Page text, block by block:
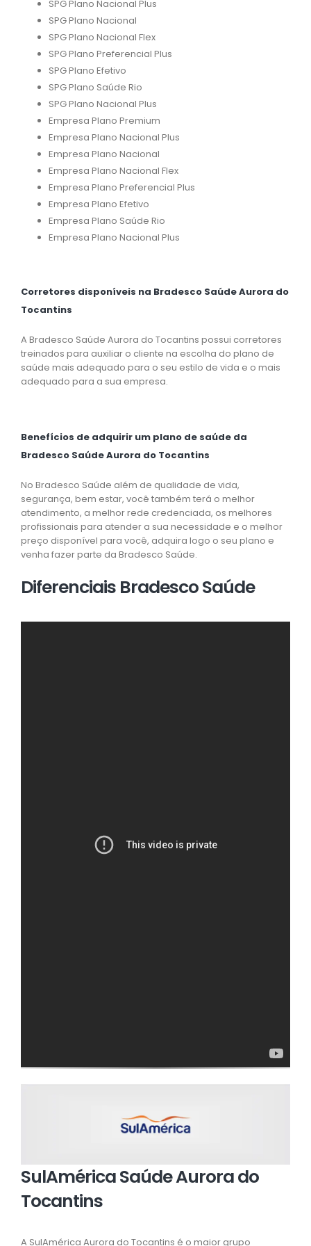
SPG Plano Nacional Plus
SPG Plano Nacional
SPG Plano Nacional Flex
SPG Plano Preferencial Plus
SPG Plano Efetivo
SPG Plano Saúde Rio
SPG Plano Nacional Plus
Empresa Plano Premium
Empresa Plano Nacional Plus
Empresa Plano Nacional
Empresa Plano Nacional Flex
Empresa Plano Preferencial Plus
Empresa Plano Efetivo
Empresa Plano Saúde Rio
Empresa Plano Nacional Plus
Corretores disponíveis na Bradesco Saúde Aurora do
Tocantins
A Bradesco Saúde Aurora do Tocantins possui corretores
treinados para auxiliar o cliente na escolha do plano de
saúde mais adequado para o seu estilo de vida e o mais
adequado para a sua empresa.
Benefícios de adquirir um plano de saúde da
Bradesco Saúde Aurora do Tocantins
No Bradesco Saúde além de qualidade de vida,
segurança, bem estar, você também terá o melhor
atendimento, a melhor rede credenciada, os melhores
profissionais para atender a sua necessidade e o melhor
preço disponível para você, adquira logo o seu plano e
venha fazer parte da Bradesco Saúde.
Diferenciais Bradesco Saúde
SulAmérica Saúde Aurora do
Tocantins
A SulAmérica Aurora do Tocantins é o maior grupo